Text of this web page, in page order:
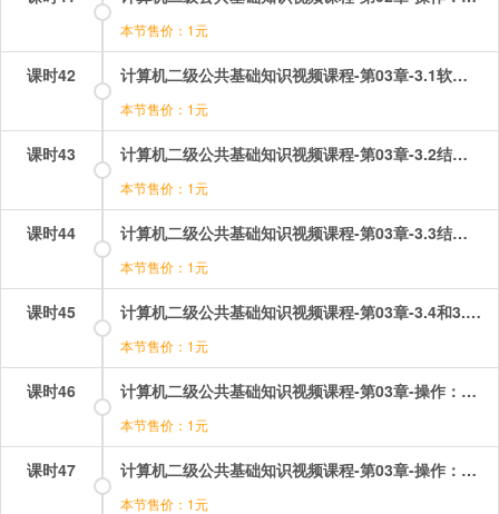
本节售价：1元
课时42 计算机二级公共基础知识视频课程-第03章-3.1软件工程基本概念.mp4
本节售价：1元
课时43 计算机二级公共基础知识视频课程-第03章-3.2结构化分析方法.mp4
本节售价：1元
课时44 计算机二级公共基础知识视频课程-第03章-3.3结构化设计方法.mp4
本节售价：1元
课时45 计算机二级公共基础知识视频课程-第03章-3.4和3.5软件测试和程序的测试.mp4
本节售价：1元
课时46 计算机二级公共基础知识视频课程-第03章-操作：相关考题（1）.mp4
本节售价：1元
课时47 计算机二级公共基础知识视频课程-第03章-操作：相关考题（2）.mp4
本节售价：1元